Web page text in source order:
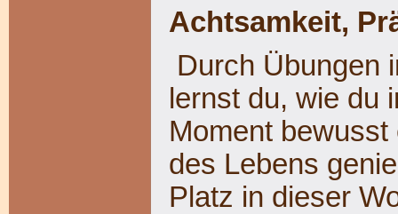
Achtsamkeit,
Durch Übungen
lernst du, wie du
Moment
des Lebens
Platz in dieser